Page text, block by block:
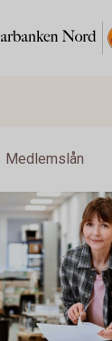
Medlemslån